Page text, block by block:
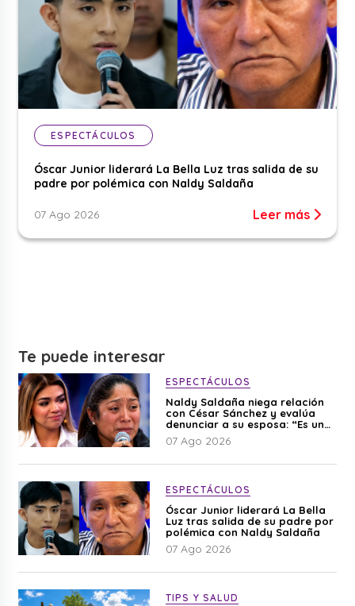
ESPECTÁCULOS
Óscar Junior liderará La Bella Luz tras salida de su
padre por polémica con Naldy Saldaña
07 Ago 2026 Leer más
Te puede interesar
ESPECTÁCULOS
Naldy Saldaña niega relación
con César Sánchez y evalúa
denunciar a su esposa: “Es una
difamación”
07 Ago 2026
ESPECTÁCULOS
Óscar Junior liderará La Bella
Luz tras salida de su padre por
polémica con Naldy Saldaña
07 Ago 2026
TIPS Y SALUD